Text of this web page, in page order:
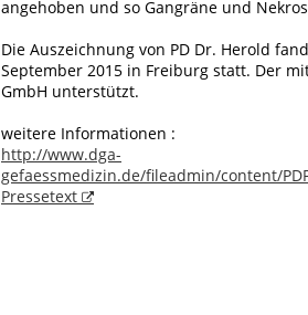
angehoben und so Gangräne und
Die Auszeichnung von PD Dr. Herold
September 2015 in Freiburg statt. Der
GmbH unterstützt.
weitere Informationen :
http://www.dga-
gefaessmedizin.de/fileadmin/content/
Pressetext